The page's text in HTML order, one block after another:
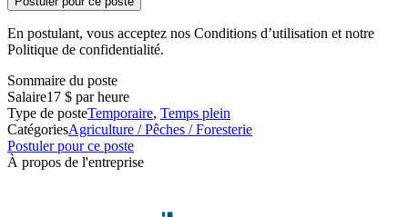
En postulant, vous acceptez nos Conditions d’utilisation et notre
Politique de confidentialité.
Sommaire du poste
Salaire17 $ par heure
Type de posteTemporaire, Temps plein
CatégoriesAgriculture / Pêches / Foresterie
Postuler pour ce poste
À propos de l'entreprise